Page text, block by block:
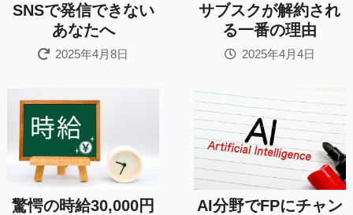
SNSで発信できない
あなたへ
2025年4月8日
サブスクが解約され
る一番の理由
2025年4月4日
驚愕の時給30,000円
AI分野でFPにチャン